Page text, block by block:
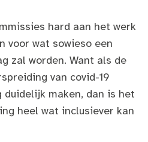
hard aan het werk
voor wat sowieso een
zal worden. Want als de
van covid-19
maken, dan is het
heel wat inclusiever kan